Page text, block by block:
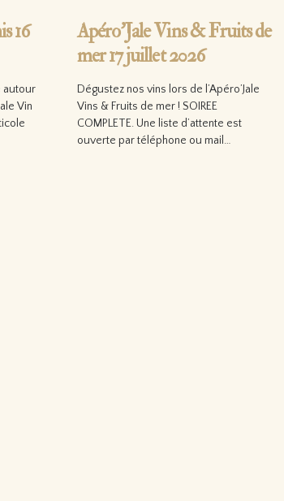
16
autour
Vin
Apéro’Jale Vins & Fruits de
mer 17 juillet 2026
Dégustez nos vins lors de l’Apéro’Jale
Vins & Fruits de mer ! SOIREE
COMPLETE. Une liste d’attente est
ouverte par téléphone ou mail…